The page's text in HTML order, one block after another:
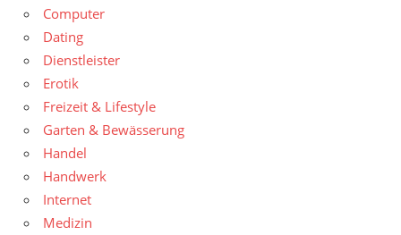
Computer
Dating
Dienstleister
Erotik
Freizeit & Lifestyle
Garten & Bewässerung
Handel
Handwerk
Internet
Medizin